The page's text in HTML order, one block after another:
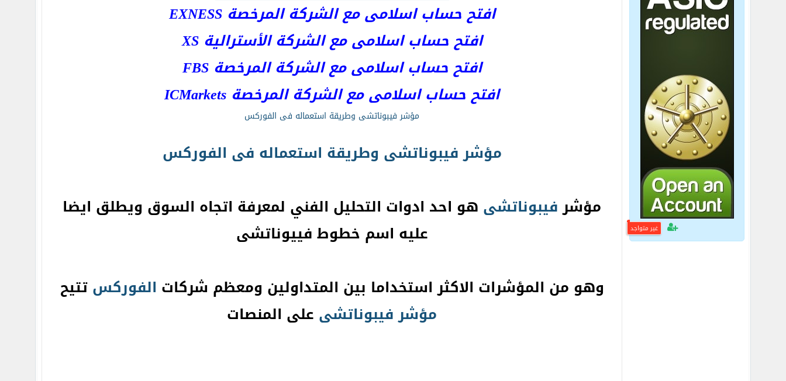
غير متواجد
افتح حساب اسلامى مع الشركة المرخصة EXNESS
افتح حساب اسلامى مع الشركة الأسترالية XS
افتح حساب اسلامى مع الشركة المرخصة FBS
افتح حساب اسلامى مع الشركة المرخصة ICMarkets
مؤشر فيبوناتشى وطريقة استعماله فى الفوركس
مؤشر فيبوناتشى وطريقة استعماله فى الفوركس
مؤشرفيبوناتشى هو احد ادوات التحليل الفني لمعرفة اتجاه السوق ويطلق ايضا
عليه اسم خطوط فييوناتشى
وهو من المؤشرات الاكثر استخداما بين المتداولين ومعظم شركات الفوركستتيح
مؤشرفيبوناتشى على المنصات